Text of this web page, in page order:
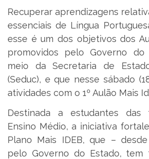
Recuperar aprendizagens
essenciais de Língua
esse é um dos objetivos dos
promovidos pelo Governo do
meio da Secretaria de
(Seduc), e que nesse sábado
atividades com o 1º Aulão Mais
Destinada a estudantes
Ensino Médio, a iniciativa
Plano Mais IDEB, que –
pelo Governo do Estado, tem